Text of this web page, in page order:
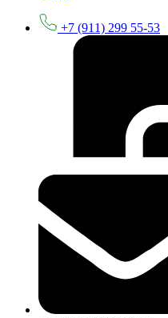
+7 (911) 299 55-53